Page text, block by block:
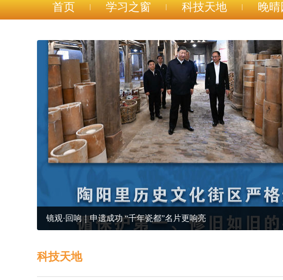
首页 学习之窗 科技天地 晚
镜观·回响｜申遗成功 “千年瓷都”名片更响亮
科技天地